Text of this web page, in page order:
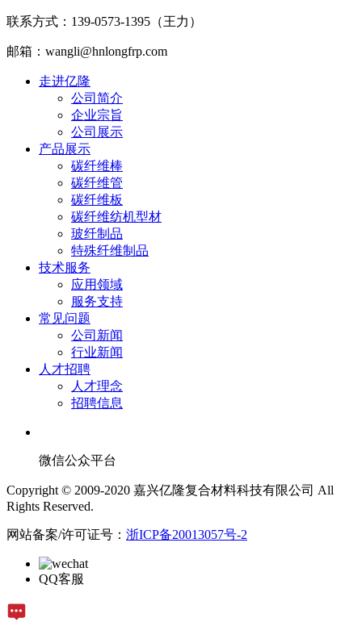
联系方式：139-0573-1395（王力）
邮箱：wangli@hnlongfrp.com
走进亿隆
公司简介
企业宗旨
公司展示
产品展示
碳纤维棒
碳纤维管
碳纤维板
碳纤维纺机型材
玻纤制品
特殊纤维制品
技术服务
应用领域
服务支持
常见问题
公司新闻
行业新闻
人才招聘
人才理念
招聘信息
微信公众平台
Copyright © 2009-2020 嘉兴亿隆复合材料科技有限公司 All
Rights Reserved.
网站备案/许可证号： 浙ICP备20013057号-2
QQ客服